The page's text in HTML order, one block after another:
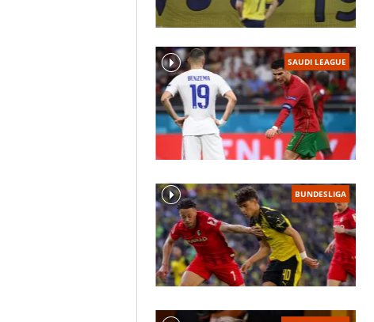
SAUDI LEAGUE
BUNDESLIGA